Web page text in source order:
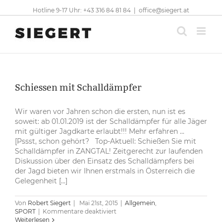
to
Hotline 9-17 Uhr: +43 316 84 81 84 office@siegert.at
Schiessen mit Schalldämpfer
Wir waren vor Jahren schon die ersten, nun ist es
soweit: ab 01.01.2019 ist der Schalldämpfer für alle Jäger
mit gültiger Jagdkarte erlaubt!!! Mehr erfahren ...
[Pssst, schon gehört? Top-Aktuell: Schießen Sie mit
Schalldämpfer in ZANGTAL! Zeitgerecht zur laufenden
Diskussion über den Einsatz des Schalldämpfers bei
der Jagd bieten wir Ihnen erstmals in Österreich die
Gelegenheit [...]
Von Robert Siegert Mai 21st, 2015 Allgemein,
SPORT
Kommentare deaktiviert
Weiterlesen